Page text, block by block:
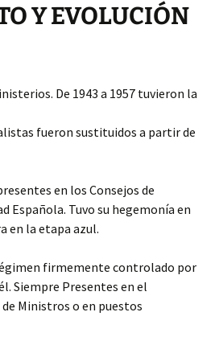
Y EVOLUCIÓN
De 1943 a 1957 tuvieron la
fueron sustituidos a partir de
en los Consejos de
Española. Tuvo su hegemonía en
en la etapa azul.
firmemente controlado por
Siempre Presentes en el
Ministros o en puestos